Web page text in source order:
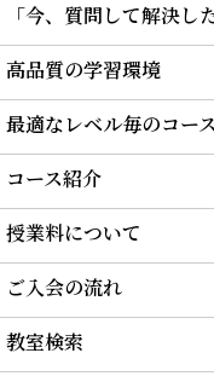
「今、質問して解決し
高品質の学習環境
最適なレベル毎のコー
コース紹介
授業料について
ご入会の流れ
教室検索